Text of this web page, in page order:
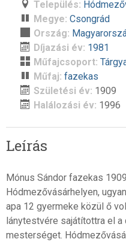
Település:
Megye: Csongrád
Ország:
Díjazási év: 1981
Műfajcsoport:
Műfaj: fazekas
Születési év: 1909
Halálozási év: 1996
Leírás
Mónus Sándor fazekas
Hódmezővásárhelyen,
apa 12 gyermeke közül ő
lánytestvére sajátítottra el
mesterséget.